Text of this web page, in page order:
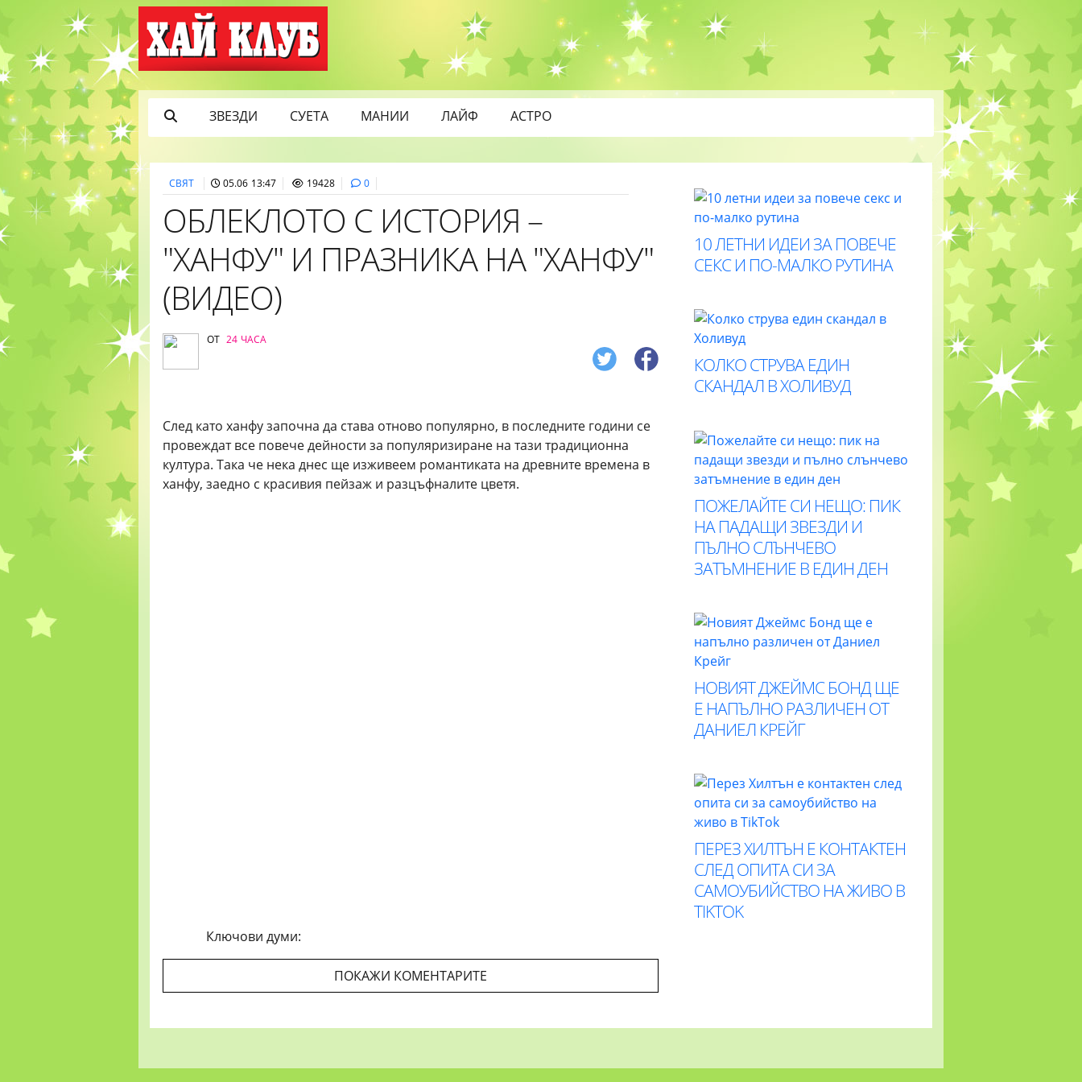
ЗВЕЗДИ СУЕТА МАНИИ ЛАЙФ АСТРО
СВЯТ 05.06 13:47 19428 0
ОБЛЕКЛОТО С ИСТОРИЯ –
"ХАНФУ" И ПРАЗНИКА НА "ХАНФУ"
(ВИДЕО)
ОТ 24 ЧАСА
След като ханфу започна да става отново популярно, в последните години се
провеждат все повече дейности за популяризиране на тази традиционна
култура. Така че нека днес ще изживеем романтиката на древните времена в
ханфу, заедно с красивия пейзаж и разцъфналите цветя.
Ключови думи:
ПОКАЖИ КОМЕНТАРИТЕ
10 ЛЕТНИ ИДЕИ ЗА ПОВЕЧЕ
СЕКС И ПО-МАЛКО РУТИНА
КОЛКО СТРУВА ЕДИН
СКАНДАЛ В ХОЛИВУД
ПОЖЕЛАЙТЕ СИ НЕЩО: ПИК
НА ПАДАЩИ ЗВЕЗДИ И
ПЪЛНО СЛЪНЧЕВО
ЗАТЪМНЕНИЕ В ЕДИН ДЕН
НОВИЯТ ДЖЕЙМС БОНД ЩЕ
Е НАПЪЛНО РАЗЛИЧЕН ОТ
ДАНИЕЛ КРЕЙГ
ПЕРЕЗ ХИЛТЪН Е КОНТАКТЕН
СЛЕД ОПИТА СИ ЗА
САМОУБИЙСТВО НА ЖИВО В
TIKTOK